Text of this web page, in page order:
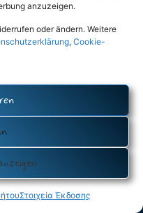
anzuzeigen.
oder ändern. Weitere
, Cookie-
Στοιχεία Έκδοσης